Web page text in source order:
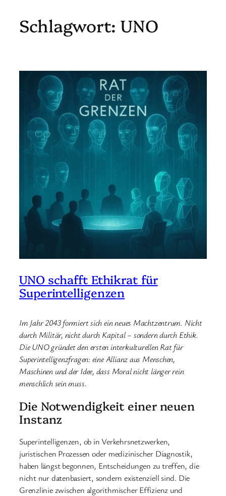
Zum
InhaltSchlagwort: UNO
UNO schafft Ethikrat für
Superintelligenzen
Im Jahr 2043 formiert sich ein neues Machtzentrum. Nicht
durch Militär, nicht durch Kapital – sondern durch Ethik.
Die UNO gründet den ersten interkulturellen Rat für
Superintelligenzfragen: eine Allianz aus Menschen,
Maschinen und der Idee, dass Moral nicht länger rein
menschlich sein muss.
Die Notwendigkeit einer neuen
Instanz
Superintelligenzen, ob in Verkehrsnetzwerken,
juristischen Prozessen oder medizinischer Diagnostik,
haben längst begonnen, Entscheidungen zu treffen, die
nicht nur datenbasiert, sondern existenziell sind. Die
Grenzlinie zwischen algorithmischer Effizienz und